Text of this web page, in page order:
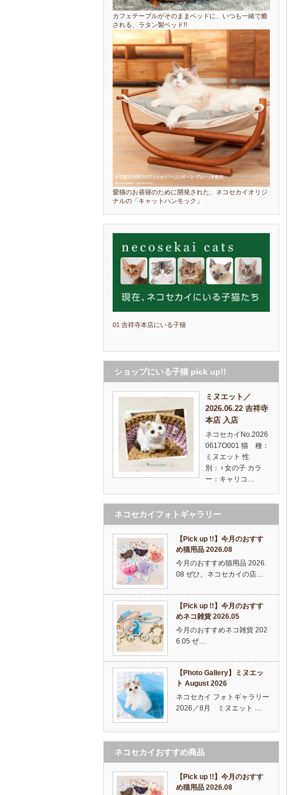
カフェテーブルがそのままベッドに、いつも一緒で癒
される、ラタン製ベッド!!
愛猫のお昼寝のために開発された、ネコセカイオリジ
ナルの「キャットハンモック」
01 吉祥寺本店にいる子猫
ショップにいる子猫 pick up!!
ミヌエット／
2026.06.22 吉祥寺
本店 入店
ネコセカイNo.2026
0617O001 猫 種：
ミヌエット 性
別：♀女の子 カラ
ー：キャリコ…
ネコセカイフォトギャラリー
【Pick up !!】今月のおすす
め猫用品 2026.08
今月のおすすめ猫用品 2026.
08 ぜひ、ネコセカイの店…
【Pick up !!】今月のおすす
めネコ雑貨 2026.05
今月のおすすめネコ雑貨 202
6.05 ぜ…
【Photo Gallery】ミヌエッ
ト August 2026
ネコセカイ フォトギャラリー
2026／8月 ミヌエット …
ネコセカイおすすめ商品
【Pick up !!】今月のおすす
め猫用品 2026.08